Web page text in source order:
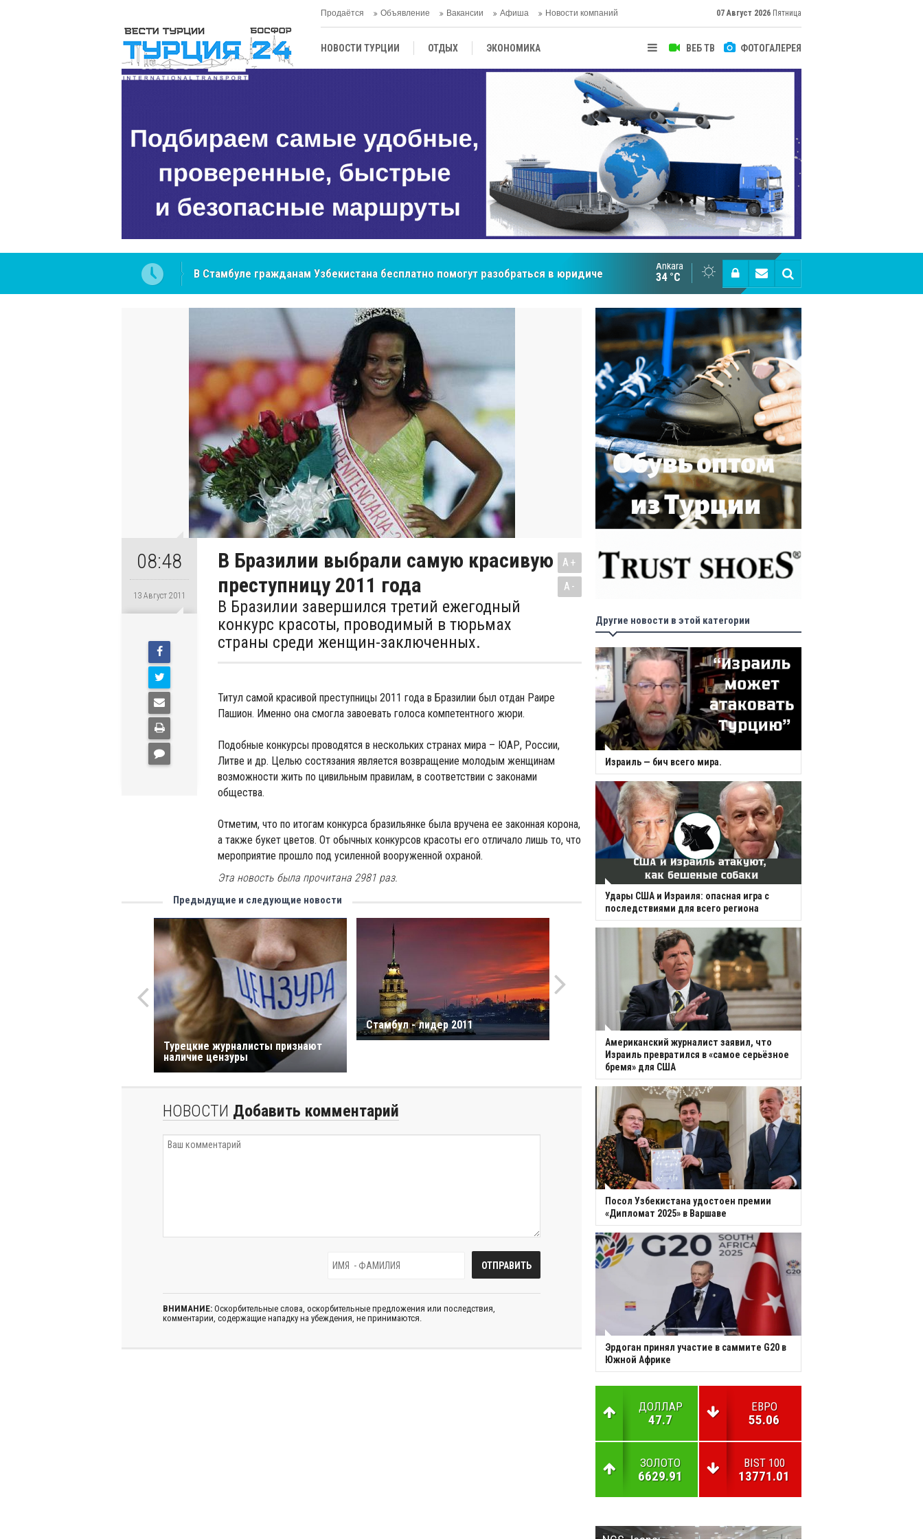
Продаётся Объявление Вакансии Афиша Новости компаний 07 Август 2026 Пятница
ВЕБ ТВ ФОТОГАЛЕРЕЯ
НОВОСТИ ТУРЦИИ ОТДЫХ ЭКОНОМИКА
ЦЕНТРАЛЬНАЯ АЗИЯ
В Стамбуле гражданам Узбекистана бесплатно помогут разобраться в юридических
NCS Jeans: турецкий бренд, покоривший сердца покупателей Центральной Азии
Cottonhill покоряет мировые рынки
Ankara
34 °C
08:48
13 Август 2011
В Бразилии выбрали самую красивую
преступницу 2011 года
В Бразилии завершился третий ежегодный
конкурс красоты, проводимый в тюрьмах
страны среди женщин-заключенных.
A+
A-
Титул самой красивой преступницы 2011 года в Бразилии был отдан Раире
Пашион. Именно она смогла завоевать голоса компетентного жюри.
Подобные конкурсы проводятся в нескольких странах мира – ЮАР, России,
Литве и др. Целью состязания является возвращение молодым женщинам
возможности жить по цивильным правилам, в соответствии с законами
общества.
Отметим, что по итогам конкурса бразильянке была вручена ее законная корона,
а также букет цветов. От обычных конкурсов красоты его отличало лишь то, что
мероприятие прошло под усиленной вооруженной охраной.
Эта новость была прочитана 2981 раз.
Предыдущие и следующие новости
Турецкие журналисты признают
наличие цензуры
Стамбул - лидер 2011
НОВОСТИ Добавить комментарий
ВНИМАНИЕ: Оскорбительные слова, оскорбительные предложения или последствия,
комментарии, содержащие нападку на убеждения, не принимаются.
Другие новости в этой категории
Израиль — бич всего мира.
Удары США и Израиля: опасная игра с
последствиями для всего региона
Американский журналист заявил, что
Израиль превратился в «самое серьёзное
бремя» для США
Посол Узбекистана удостоен премии
«Дипломат 2025» в Варшаве
Эрдоган принял участие в саммите G20 в
Южной Африке
ДОЛЛАР
47.7
ЕВРО
55.06
ЗОЛОТО
6629.91
BIST 100
13771.01